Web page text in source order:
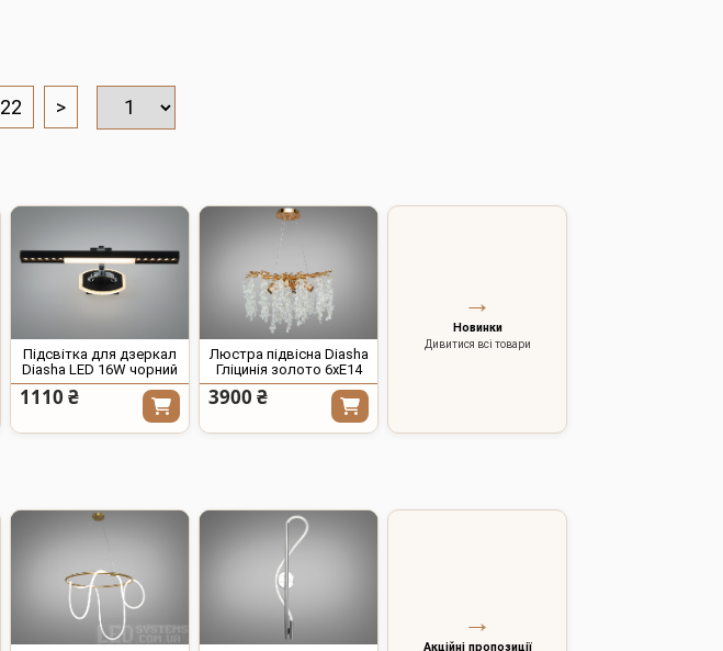
22 >
Підсвітка для дзеркал
Diasha LED 16W чорний
1110 ₴
Люстра підвісна Diasha
Гліцинія золото 6xE14
3900 ₴
→
Новинки
Дивитися всі товари
→
Акційні пропозиції